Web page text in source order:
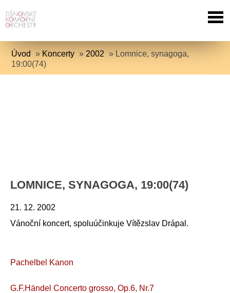
Úvod » Koncerty » 2002 » Lomnice, synagoga,
19:00(74)
LOMNICE, SYNAGOGA, 19:00(74)
21. 12. 2002
Vánoční koncert, spoluúčinkuje Vítězslav Drápal.
Pachelbel Kanon
G.F.Händel Concerto grosso, Op.6, Nr.7